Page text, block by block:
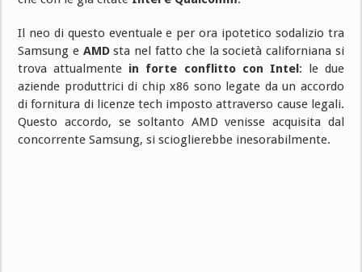
Il neo di questo eventuale e per ora ipotetico sodalizio tra
Samsung e AMDsta nel fatto che la società californiana si
trova attualmente in forte conflitto con Intel: le due
aziende produttrici di chip x86 sono legate da un accordo
di fornitura di licenze tech imposto attraverso cause legali.
Questo accordo, se soltanto AMD venisse acquisita dal
concorrente Samsung, si scioglierebbe inesorabilmente.